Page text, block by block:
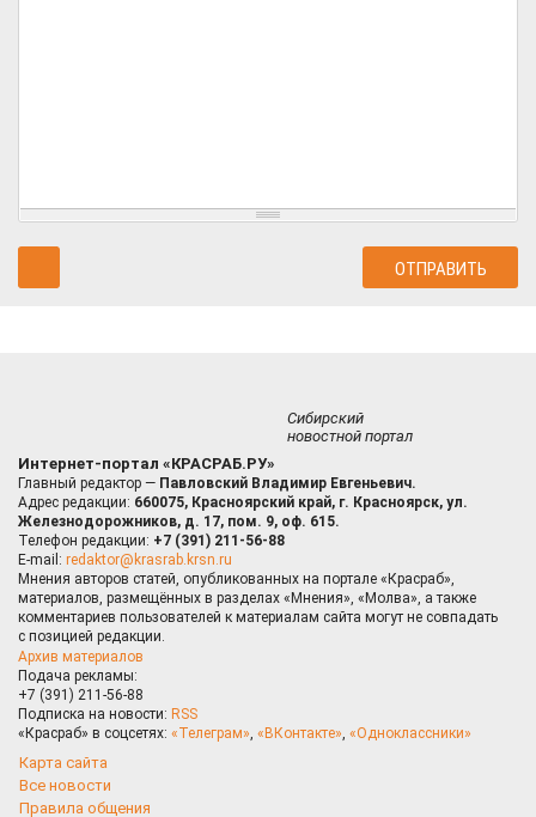
Сибирский
новостной портал
Интернет-портал «КРАСРАБ.РУ»
Главный редактор — Павловский Владимир Евгеньевич.
Адрес редакции: 660075, Красноярский край, г. Красноярск, ул.
Железнодорожников, д. 17, пом. 9, оф. 615.
Телефон редакции: +7 (391) 211-56-88
E-mail: redaktor@krasrab.krsn.ru
Мнения авторов статей, опубликованных на портале «Красраб»,
материалов, размещённых в разделах «Мнения», «Молва», а также
комментариев пользователей к материалам сайта могут не совпадать
с позицией редакции.
Архив материалов
Подача рекламы:
+7 (391) 211-56-88
Подписка на новости: RSS
«Красраб» в соцсетях: «Телеграм», «ВКонтакте», «Одноклассники»
Карта сайта
Все новости
Правила общения